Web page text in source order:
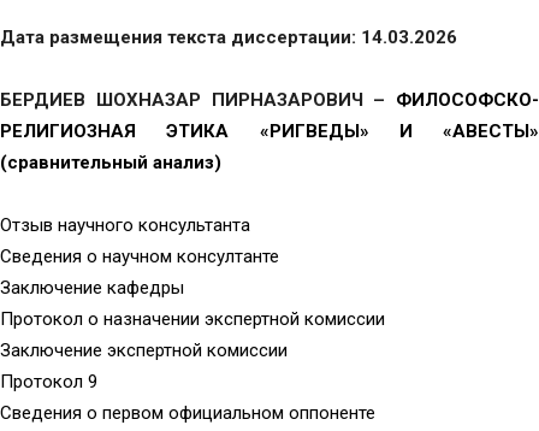
Дата размещения текста диссертации: 14.03.2026
БЕРДИЕВ ШОХНАЗАР ПИРНАЗАРОВИЧ – ФИЛОСОФСКО-
РЕЛИГИОЗНАЯ ЭТИКА «РИГВЕДЫ» И «АВЕСТЫ»
(сравнительный анализ)
Отзыв научного консультанта
Сведения о научном консултанте
Заключение кафедры
Протокол о назначении экспертной комиссии
Заключение экспертной комиссии
Протокол 9
Сведения о первом официальном оппоненте